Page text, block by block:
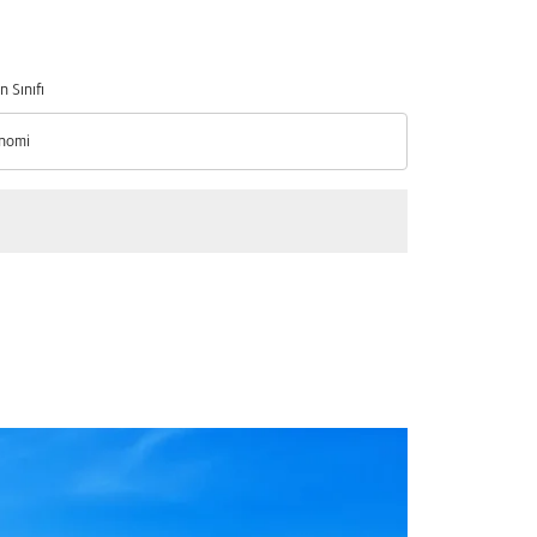
Sınıfı
Sınıfı option Ekonomi Selected